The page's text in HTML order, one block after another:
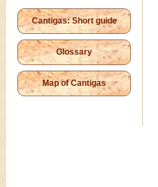
Cantigas: Short guide
Glossary
Map of Cantigas